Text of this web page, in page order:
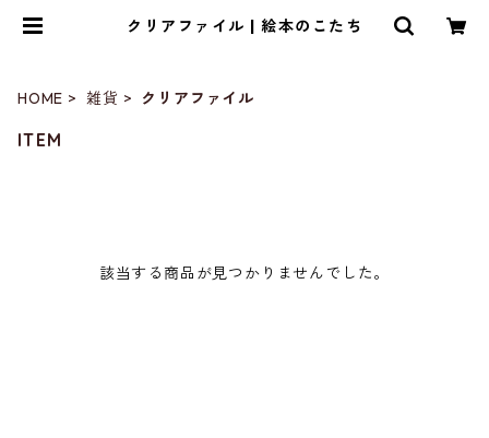
クリアファイル | 絵本のこたち
HOME 雑貨 クリアファイル
ITEM
該当する商品が見つかりませんでした。